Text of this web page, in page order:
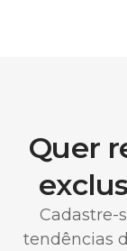
Quer
Cadastre-
tendências